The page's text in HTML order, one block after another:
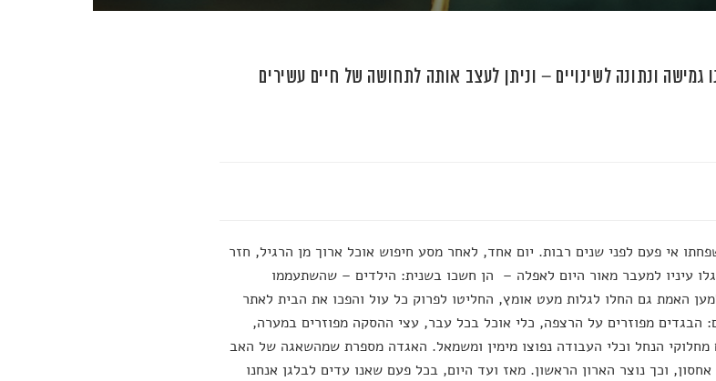
גמישה ונתונה לשינויים – וניתן לעצב אותה לתחושה של חיים עשירים
אי פעם לפני שנים רבות. יום אחד, לאחר מסע חיפוש אוכל ארוך מן הרגיל, חזר
עיניו למעבר מאור היום לאפלה – הן חשכו בשנית: הילדים – שהשתעממו
האמת גם החלו לגלות מעט אומץ, החליטו לפרוק כל עול והפכו את הבית לאתר
הבגדים מפוזרים על הרצפה, כלי אוכל בכל עבר, עצי ההסקה מפוזרים במערה,
מחלוקי הנחל וכלי העבודה נפוצו מימין ומשמאל. האגדה מספרת שמהשאגה של האב
וכך נוצר הארון הראשון. מאז ועד היום, בכל פעם שאנו עדים לבלגן אנחנו